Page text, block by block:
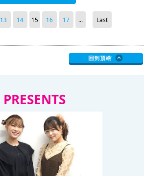
13 14 15 16 17 ... Last
PRESENTS